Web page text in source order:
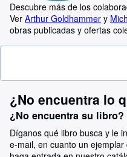
Descubre más de los
Ver Arthur Goldhammer y
obras publicadas y ofertas
¿No encuentra lo
¿No encuentra su libro?
Díganos qué libro busca y le
e-mail, en cuanto un